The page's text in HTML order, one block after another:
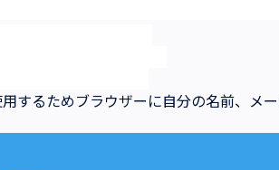
するためブラウザーに自分の名前、メ